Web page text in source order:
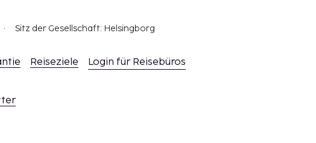
Sitz der Gesellschaft: Helsingborg
Reiseziele Login für Reisebüros